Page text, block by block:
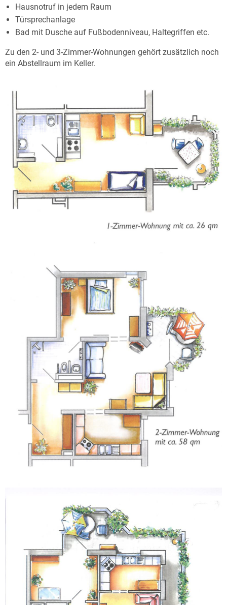
Hausnotruf in jedem Raum
Türsprechanlage
Bad mit Dusche auf Fußbodenniveau, Haltegriffen etc.
Zu den 2- und 3-Zimmer-Wohnungen gehört zusätzlich noch
ein Abstellraum im Keller.